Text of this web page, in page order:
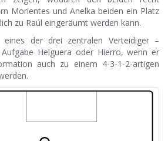
Morientes und Anelka beiden ein Platz
zu Raúl eingeräumt werden kann.
eines der drei zentralen Verteidiger –
Helguera oder Hierro, wenn er
auch zu einem 4-3-1-2-artigen